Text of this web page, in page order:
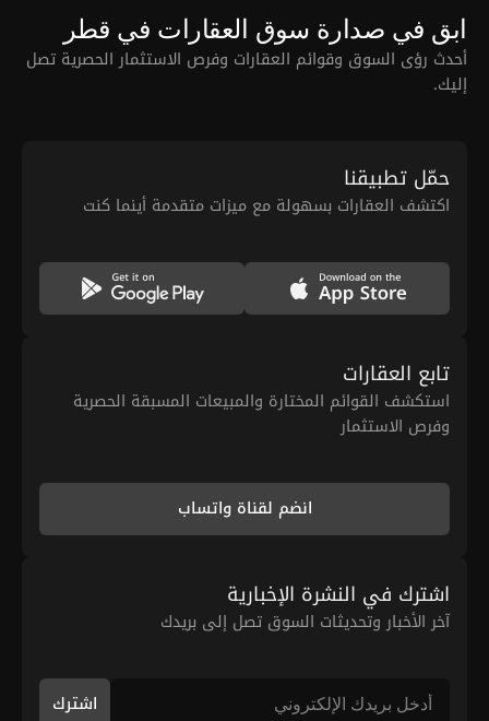
ابق في صدارة سوق العقارات في قطر
أحدث رؤى السوق وقوائم العقارات وفرص الاستثمار الحصرية تصل
إليك.
حمّل تطبيقنا
اكتشف العقارات بسهولة مع ميزات متقدمة أينما كنت
تابع العقارات
استكشف القوائم المختارة والمبيعات المسبقة الحصرية
وفرص الاستثمار
انضم لقناة واتساب
اشترك في النشرة الإخبارية
آخر الأخبار وتحديثات السوق تصل إلى بريدك
اشترك